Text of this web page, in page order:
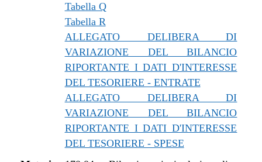
Tabella Q
Tabella R
ALLEGATO DELIBERA DI
VARIAZIONE DEL BILANCIO
RIPORTANTE I DATI D'INTERESSE
DEL TESORIERE - ENTRATE
ALLEGATO DELIBERA DI
VARIAZIONE DEL BILANCIO
RIPORTANTE I DATI D'INTERESSE
DEL TESORIERE - SPESE